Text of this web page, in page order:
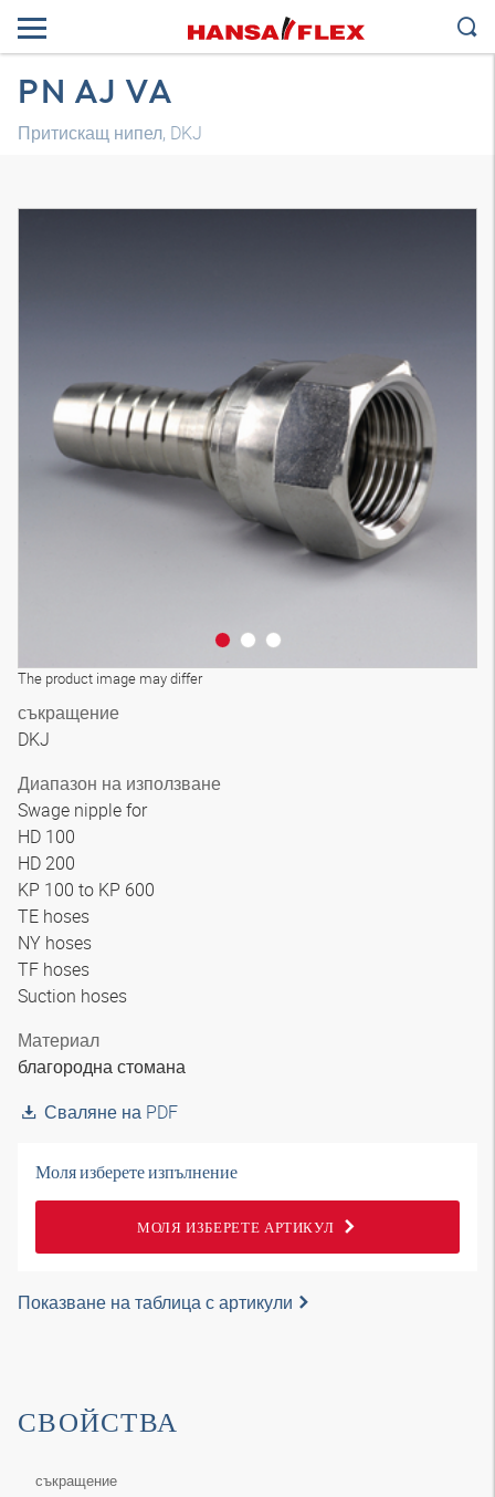
PN AJ VA
Притискащ нипел, DKJ
The product image may differ
3D модел
съкращение
DKJ
Диапазон на използване
Swage nipple for
HD 100
HD 200
KP 100 to KP 600
TE hoses
NY hoses
TF hoses
Suction hoses
Материал
благородна стомана
Сваляне на PDF
Моля изберете изпълнение
МОЛЯ ИЗБЕРЕТЕ АРТИКУЛ
Показване на таблица с артикули
СВОЙСТВА
съкращение